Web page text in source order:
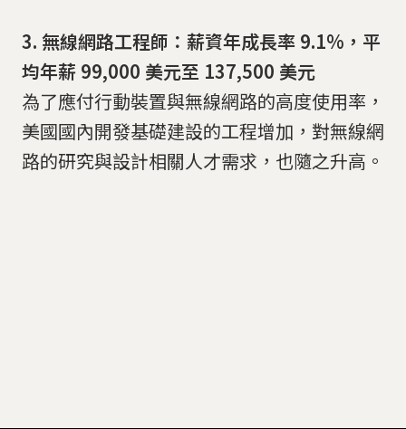
3. 無線網路工程師：薪資年成長率 9.1%，平
均年薪 99,000 美元至 137,500 美元
為了應付行動裝置與無線網路的高度使用率，
美國國內開發基礎建設的工程增加，對無線網
路的研究與設計相關人才需求，也隨之升高。